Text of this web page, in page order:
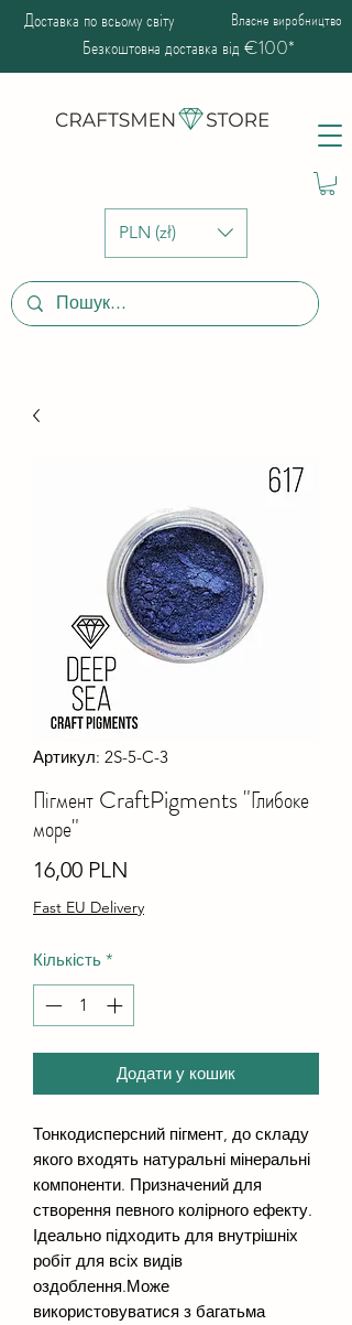
PLN (zł)
Доставка по всьому світу Власне виробництво
Безкоштовна доставка від €100*
Артикул: 2S-5-C-3
Пігмент CraftPigments "Глибоке
море"
16,00 PLN
Fast EU Delivery
Кількість *
Додати у кошик
Тонкодисперсний пігмент, до складу
якого входять натуральні мінеральні
компоненти. Призначений для
створення певного колірного ефекту.
Ідеально підходить для внутрішніх
робіт для всіх видів
оздоблення.Може
використовуватися з багатьма